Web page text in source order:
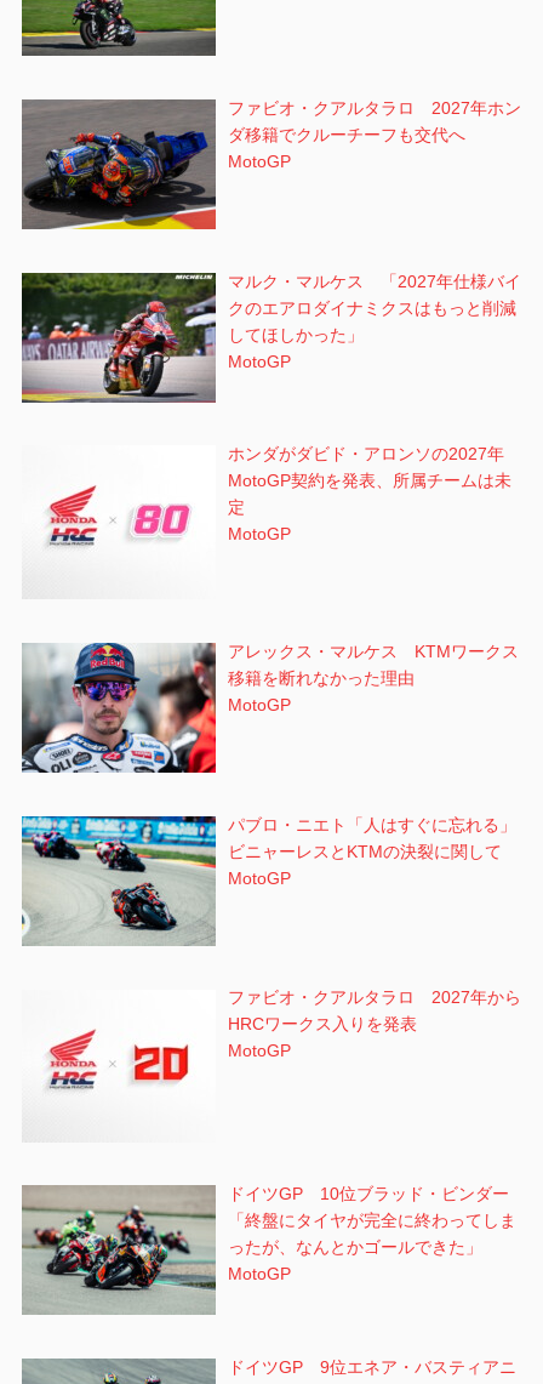
ファビオ・クアルタラロ 2027年ホン
ダ移籍でクルーチーフも交代へ
MotoGP
マルク・マルケス 「2027年仕様バイ
クのエアロダイナミクスはもっと削減
してほしかった」
MotoGP
ホンダがダビド・アロンソの2027年
MotoGP契約を発表、所属チームは未
定
MotoGP
アレックス・マルケス KTMワークス
移籍を断れなかった理由
MotoGP
パブロ・ニエト「人はすぐに忘れる」
ビニャーレスとKTMの決裂に関して
MotoGP
ファビオ・クアルタラロ 2027年から
HRCワークス入りを発表
MotoGP
ドイツGP 10位ブラッド・ビンダー
「終盤にタイヤが完全に終わってしま
ったが、なんとかゴールできた」
MotoGP
ドイツGP 9位エネア・バスティアニ